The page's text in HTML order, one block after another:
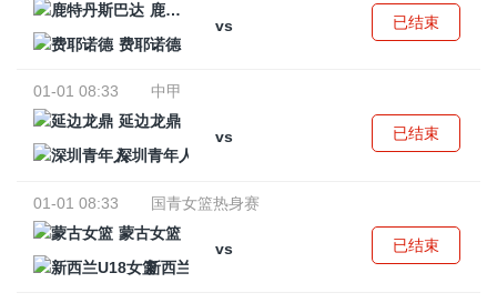
鹿特丹斯巴达
vs
费耶诺德
已结束
01-01 08:33
中甲
延边龙鼎
vs
深圳青年人
已结束
01-01 08:33
国青女篮热身赛
蒙古女篮
vs
新西兰U18女篮
已结束